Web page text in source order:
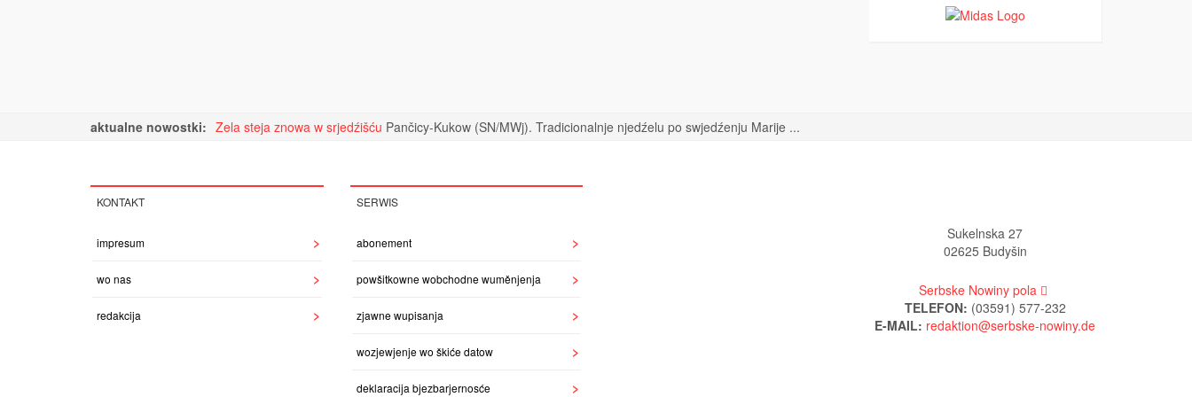
aktualne nowostki: Zela steja znowa w srjedźišću Pančicy-Kukow (SN/MWj). Tradicionalnje njedźelu po swjedźenju Marije ...
KONTAKT
impresum
wo nas
redakcija
SERWIS
abonement
powšitkowne wobchodne wuměnjenja
zjawne wupisanja
wozjewjenje wo škiće datow
deklaracija bjezbarjernosće
Sukelnska 27
02625 Budyšin
Serbske Nowiny pola
TELEFON: (03591) 577-232
E-MAIL: